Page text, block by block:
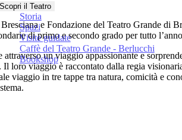
Scopri il Teatro
Storia
Spazi
Visite guidate
Caffè del Teatro Grande - Berlucchi
Bookshop
e Fondazione del Teatro Grande di
di primo e secondo grado per tutto
un viaggio appassionante e
Il loro viaggio è raccontato dalla regia
viaggio in tre tappe tra natura, comicità e